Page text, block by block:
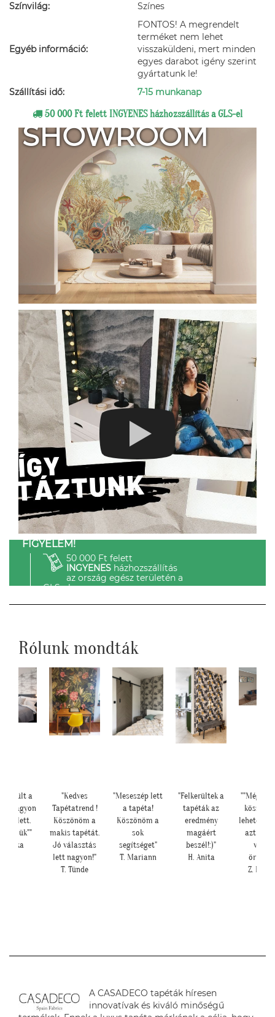
Színvilág:
Színes
Egyéb információ:
FONTOS! A megrendelt
terméket nem lehet
visszaküldeni, mert minden
egyes darabot igény szerint
gyártatunk le!
Szállítási idő:
7-15 munkanap
50 000 Ft felett INGYENES házhozszállítás a GLS-el
SHOWROOM
FIGYELEM!
50 000 Ft felett
INGYENESházhozszállítás
az ország egész területén a
GLS-el.
Rólunk mondták
a
nagyon
lett.
Réka
"Kedves
Tapétatrend !
Köszönöm a
makis tapétát.
Jó választás
lett nagyon!"
T. Tünde
"Meseszép lett
a tapéta!
Köszönöm a
sok
segítséget"
T. Mariann
"Felkerültek a
tapéták az
eredmény
magáért
beszél!:)"
H. Anita
""Még
azt is,
velünk
Z.
A CASADECO tapéták híresen
innovatívak és kiváló minőségű